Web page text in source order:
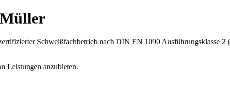
Schweißfachbetrieb nach DIN EN 1090 Ausführungsklasse
Leistungen anzubieten.